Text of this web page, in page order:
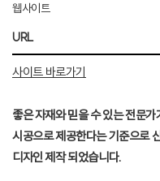
웹사이트
URL
사이트 바로가기
좋은 자재와 믿을 수 있는 전문
시공으로 제공한다는 기준으로
디자인 제작 되었습니다.